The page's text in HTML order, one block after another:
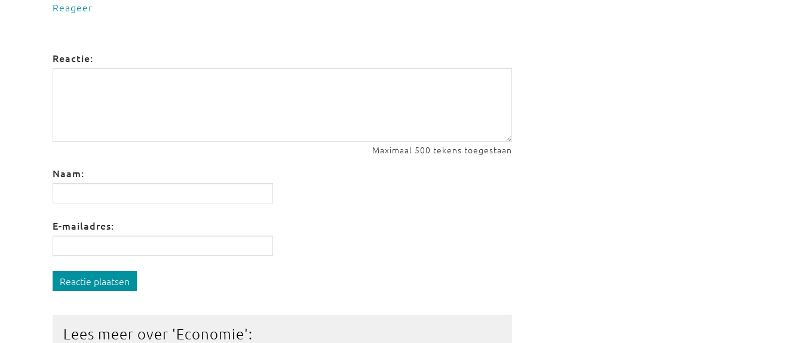
Reageer
Reactie:
Maximaal 500 tekens toegestaan
Naam:
E-mailadres:
Reactie plaatsen
Lees meer over 'Economie':